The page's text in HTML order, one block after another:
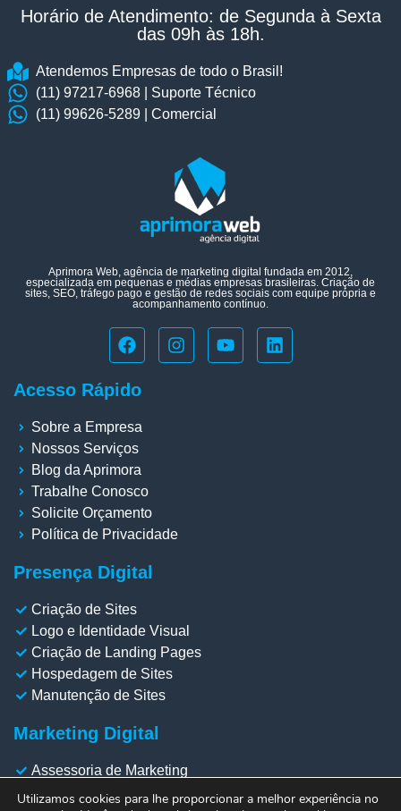
Horário de Atendimento: de Segunda à Sexta
das 09h às 18h.​
Atendemos Empresas de todo o Brasil!
(11) 97217-6968 | Suporte Técnico
(11) 99626-5289 | Comercial
Aprimora Web, agência de marketing digital fundada em 2012,
especializada em pequenas e médias empresas brasileiras. Criação de
sites, SEO, tráfego pago e gestão de redes sociais com equipe própria e
acompanhamento contínuo.
Acesso Rápido
Sobre a Empresa
Nossos Serviços
Blog da Aprimora
Trabalhe Conosco
Solicite Orçamento
Política de Privacidade
Presença Digital
Criação de Sites
Logo e Identidade Visual
Criação de Landing Pages
Hospedagem de Sites
Manutenção de Sites
Marketing Digital
Assessoria de Marketing
Gestão de Redes Sociais
Utilizamos cookies para lhe proporcionar a melhor experiência no